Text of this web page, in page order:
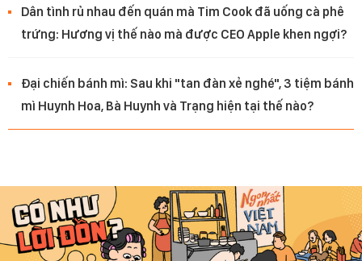
Dân tình rủ nhau đến quán mà Tim Cook đã uống cà phê
trứng: Hương vị thế nào mà được CEO Apple khen ngợi?
Đại chiến bánh mì: Sau khi "tan đàn xẻ nghé", 3 tiệm bánh
mì Huynh Hoa, Bà Huynh và Trạng hiện tại thế nào?